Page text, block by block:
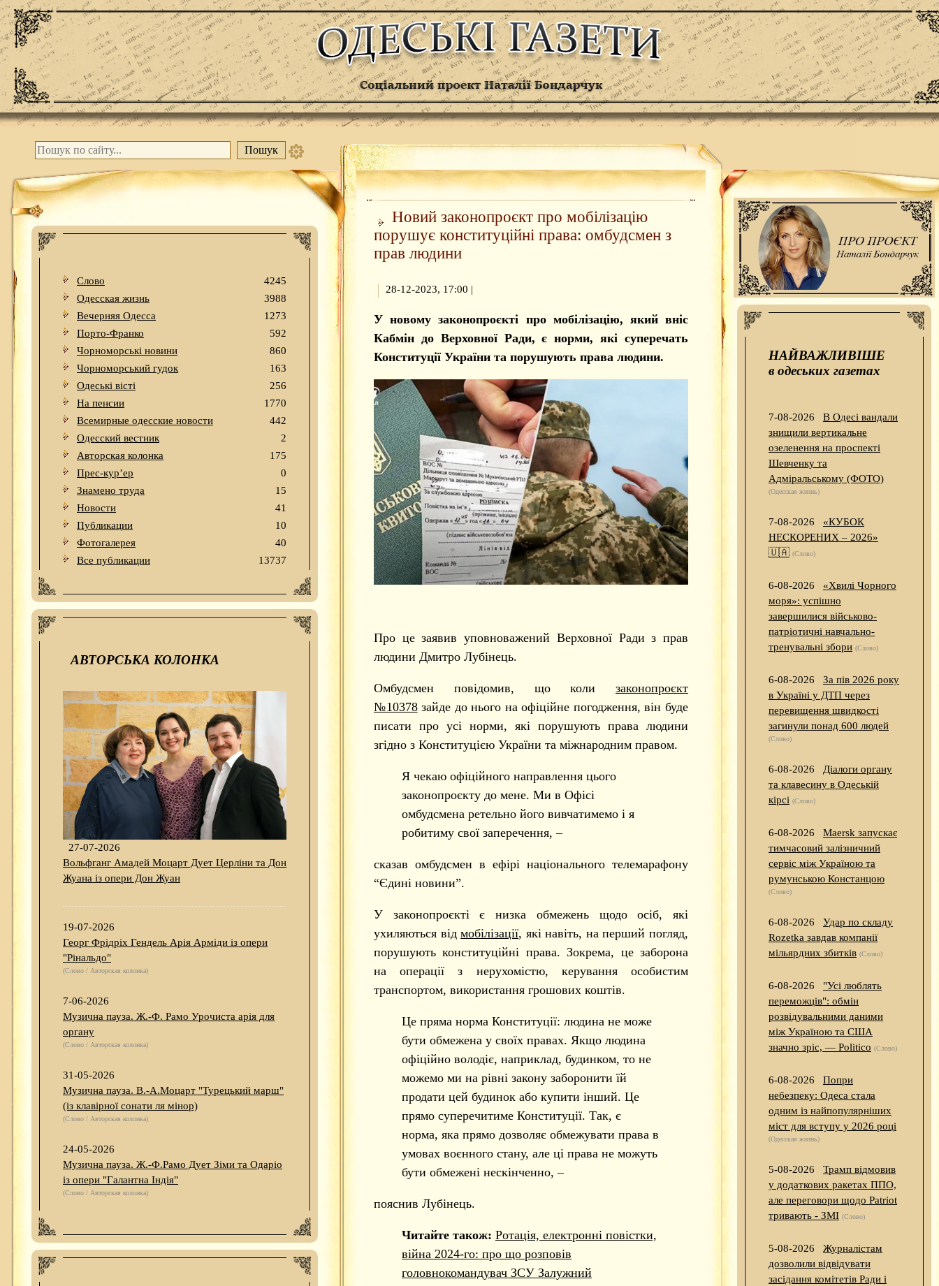
Слово
4245
Одесская жизнь
3988
Вечерняя Одесса
1273
Порто-Франко
592
Чорноморські новини
860
Чорноморський гудок
163
Одеськi вiстi
256
На пенсии
1770
Всемирные одесские новости
442
Одесский вестник
2
Авторская колонка
175
Прес-кур’ер
0
Знамено труда
15
Новости
41
Публикации
10
Фотогалерея
40
Все публикации
13737
АВТОРСЬКА КОЛОНКА
27-07-2026
Вольфганг Амадей Моцарт Дует Церліни та Дон
Жуана із опери Дон Жуан
19-07-2026
Георг Фрідріх Гендель Арія Арміди із опери
"Рінальдо"
(Слово / Авторская колонка)
7-06-2026
Музична пауза. Ж.-Ф. Рамо Урочиста арія для
органу
(Слово / Авторская колонка)
31-05-2026
Музична пауза. В.-А.Моцарт "Турецький марш"
(із клавірної сонати ля мінор)
(Слово / Авторская колонка)
24-05-2026
Музична пауза. Ж.-Ф.Рамо Дует Зіми та Одаріо
із опери "Галантна Індія"
(Слово / Авторская колонка)
Новий законопроєкт про мобілізацію
порушує конституційні права: омбудсмен з
прав людини
28-12-2023, 17:00 |
У новому законопроєкті про мобілізацію, який вніс
Кабмін до Верховної Ради, є норми, які суперечать
Конституції України та порушують права людини.
Про це заявив уповноважений Верховної Ради з прав
людини Дмитро Лубінець.
Омбудсмен повідомив, що коли
законопроєкт
№10378 зайде до нього на офіційне погодження, він буде
писати про усі норми, які порушують права людини
згідно з Конституцією України та міжнародним правом.
Я чекаю офіційного направлення цього
законопроєкту до мене. Ми в Офісі
омбудсмена ретельно його вивчатимемо і я
робитиму свої заперечення, –
сказав омбудсмен в ефірі національного телемарафону
“Єдині новини”.
У законопроєкті є низка обмежень щодо осіб, які
ухиляються від мобілізації, які навіть, на перший погляд,
порушують конституційні права. Зокрема, це заборона
на операції з нерухомістю, керування особистим
транспортом, використання грошових коштів.
Це пряма норма Конституції: людина не може
бути обмежена у своїх правах. Якщо людина
офіційно володіє, наприклад, будинком, то не
можемо ми на рівні закону заборонити їй
продати цей будинок або купити інший. Це
прямо суперечитиме Конституції. Так, є
норма, яка прямо дозволяє обмежувати права в
умовах воєнного стану, але ці права не можуть
бути обмежені нескінченно, –
пояснив Лубінець.
Читайте також: Ротація, електронні повістки,
війна 2024-го: про що розповів
головнокомандувач ЗСУ Залужний
НАЙВАЖЛИВІШЕ
в одеських газетах
7-08-2026
В Одесі вандали
знищили вертикальне
озеленення на проспекті
Шевченку та
Адміральському (ФОТО)
(Одесская жизнь)
7-08-2026
«КУБОК
НЕСКОРЕНИХ – 2026»
🇺🇦 (Слово)
6-08-2026
«Хвилі Чорного
моря»: успішно
завершилися військово-
патріотичні навчально-
тренувальні збори (Слово)
6-08-2026
За пів 2026 року
в Україні у ДТП через
перевищення швидкості
загинули понад 600 людей
(Слово)
6-08-2026
Діалоги органу
та клавесину в Одеській
кірсі (Слово)
6-08-2026
Maersk запускає
тимчасовий залізничний
сервіс між Україною та
румунською Констанцою
(Слово)
6-08-2026
Удар по складу
Rozetka завдав компанії
мільярдних збитків (Слово)
6-08-2026
"Усі люблять
переможців": обмін
розвідувальними даними
між Україною та США
значно зріс, — Politico (Слово)
6-08-2026
Попри
небезпеку: Одеса стала
одним із найпопулярніших
міст для вступу у 2026 році
(Одесская жизнь)
5-08-2026
Трамп відмовив
у додаткових ракетах ППО,
але переговори щодо Patriot
тривають - ЗМІ (Слово)
5-08-2026
Журналістам
дозволили відвідувати
засідання комітетів Ради і